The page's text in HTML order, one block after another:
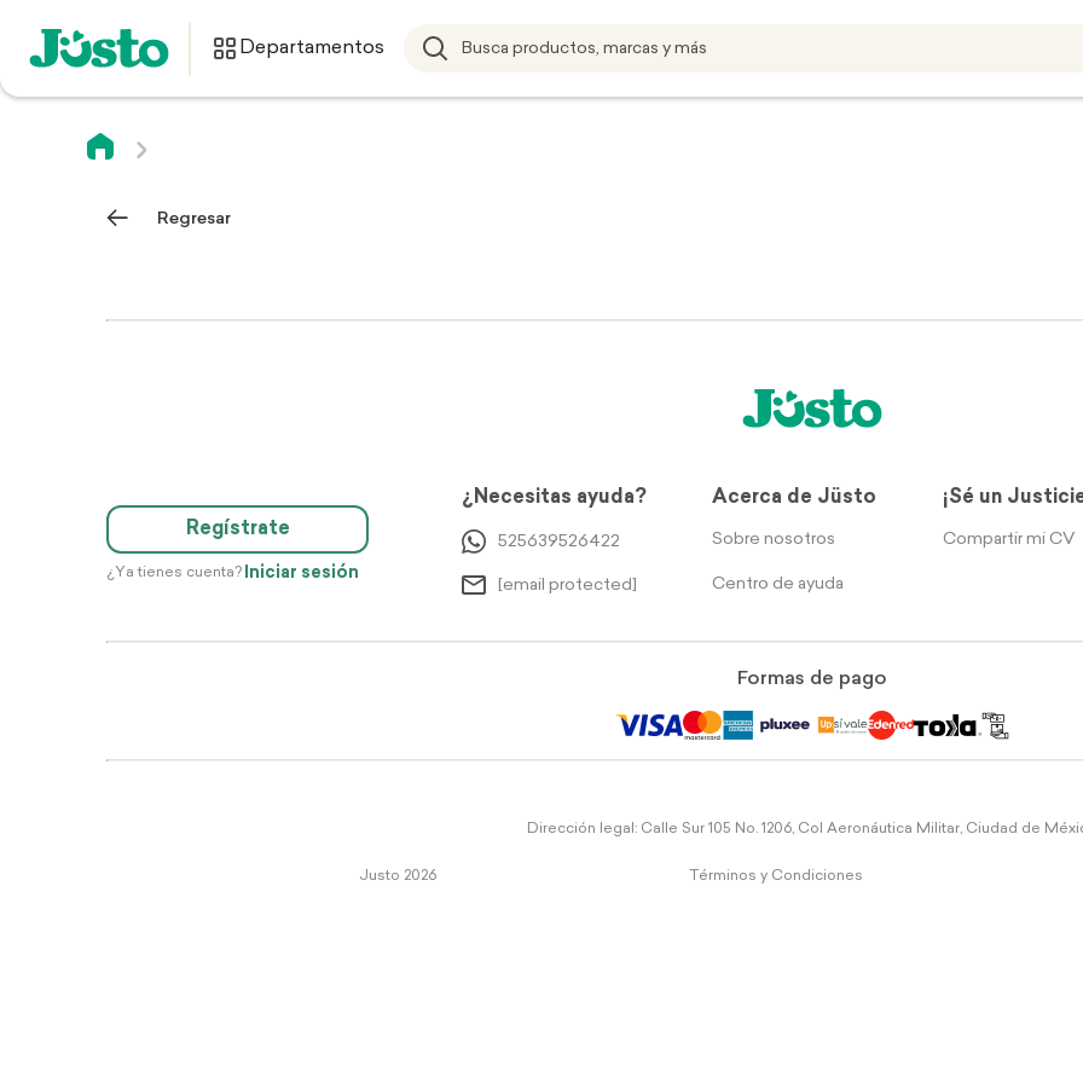
Departamentos
Regresar
Regístrate
¿Ya tienes cuenta? Iniciar sesión
¿Necesitas ayuda?
525639526422
[email protected]
Acerca de Jüsto
Sobre nosotros
Centro de ayuda
¡Sé un
Compartir mi CV
Formas de pago
Dirección legal: Calle Sur 105 No. 1206, Col Aeronáutica Militar, Ciudad de
Justo 2026 Términos y Condiciones